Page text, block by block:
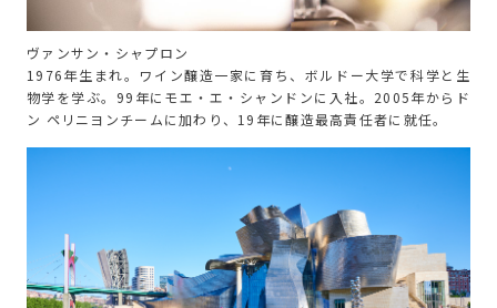
ヴァンサン・シャプロン
1976年生まれ。ワイン醸造一家に育ち、ボルドー大学で科学と生
物学を学ぶ。99年にモエ・エ・シャンドンに入社。2005年からド
ン ペリニヨンチームに加わり、19年に醸造最高責任者に就任。